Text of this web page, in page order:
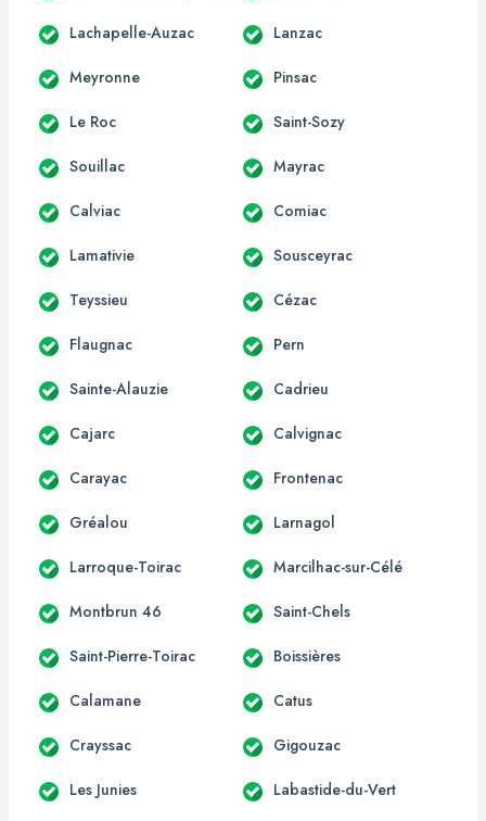
Lachapelle-Auzac Lanzac
Meyronne Pinsac
Le Roc Saint-Sozy
Souillac Mayrac
Calviac Comiac
Lamativie Sousceyrac
Teyssieu Cézac
Flaugnac Pern
Sainte-Alauzie Cadrieu
Cajarc Calvignac
Carayac Frontenac
Gréalou Larnagol
Larroque-Toirac Marcilhac-sur-Célé
Montbrun 46 Saint-Chels
Saint-Pierre-Toirac Boissières
Calamane Catus
Crayssac Gigouzac
Les Junies Labastide-du-Vert